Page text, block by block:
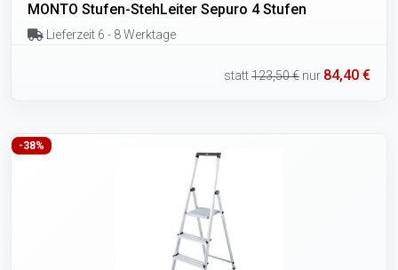
MONTO Stufen-StehLeiter Sepuro 4 Stufen
Lieferzeit 6 - 8 Werktage
statt123,50 € nur 84,40 €
-38%